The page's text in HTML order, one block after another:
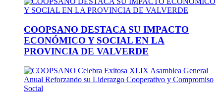
COOPSANO DESTACA SU IMPACTO
ECONÓMICO Y SOCIAL EN LA
PROVINCIA DE VALVERDE